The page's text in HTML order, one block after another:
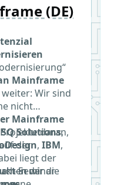
(DE)
Mainframe
Wir sind
nicht
Mainframe
daran,
der
liegt der
in der
SQ Solutions,
, IBM,
wir die
Seminar